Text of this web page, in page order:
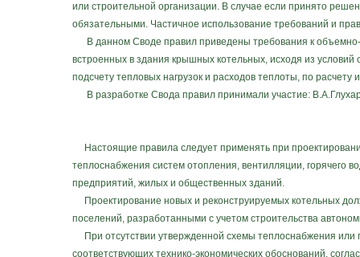
или строительной организации. В случае если принято
обязательными. Частичное использование требований и
В данном Своде правил приведены требования к
встроенных в здания крышных котельных, исходя из
подсчету тепловых нагрузок и расходов теплоты, по
В разработке Свода правил принимали участие:
Настоящие правила следует применять при
теплоснабжения систем отопления, вентилляции, горячего
предприятий, жилых и общественных зданий.
Проектирование новых и реконструируемых котельных
поселений, разработанными с учетом строительства
При отсутствии утвержденной схемы теплоснабжения или
соответствующих технико-экономических обоснований,